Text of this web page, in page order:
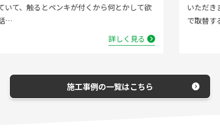
いただきました。確認した所、水栓の吐水が落ちたよう
施工事例の一覧はこちら